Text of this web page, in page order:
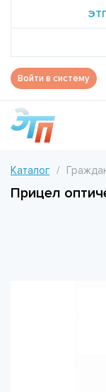
Войти в систему
Каталог
Прицел